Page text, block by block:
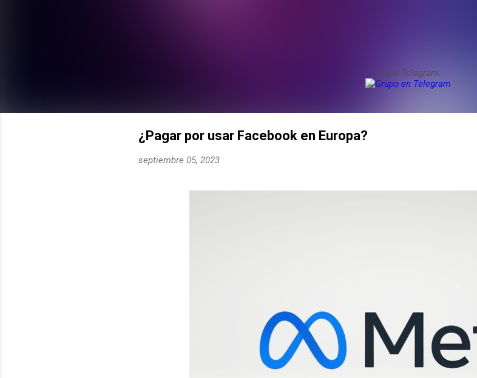
Grupo Telegram:
¿Pagar por usar Facebook en Europa?
septiembre 05, 2023